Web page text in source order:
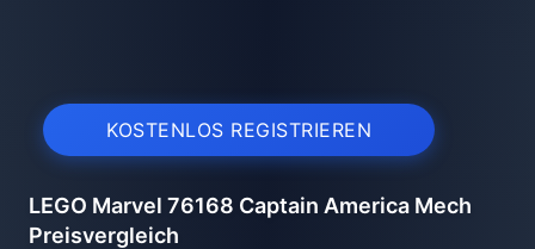
KOSTENLOS REGISTRIEREN
LEGO Marvel 76168 Captain America Mech
Preisvergleich